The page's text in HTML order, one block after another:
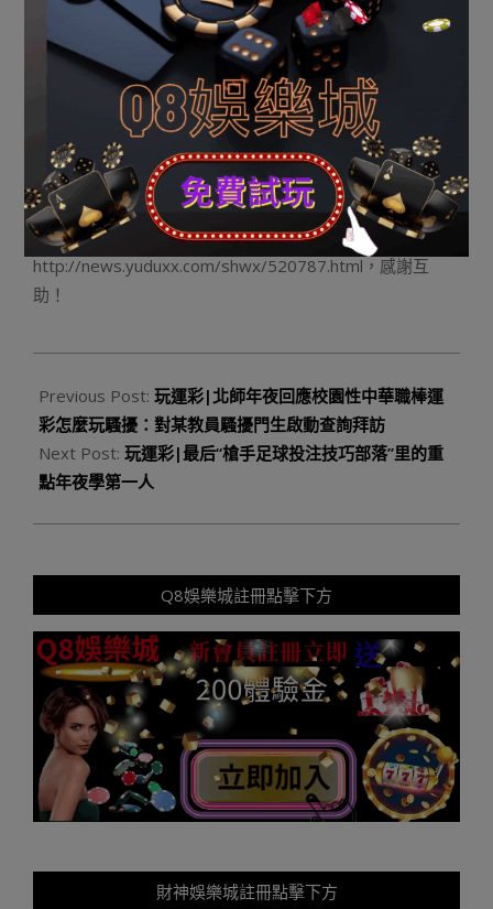
黌舍”。但大多半家長仍是選擇了留下。 本年的開學
日，一樣的事宜在校門口重演，家長群里再次起了爭議，
有的家長說“其實不行就轉走”。屈老師透露表現，本人打算
過壹個禮拜再來黌舍望望，“等態勢穩固上去”。 兩年前
的那場大雨中，校外站滿了家長，屈老師那時向凌亂的人
群喊過話：“你們曉得本日是開學日嗎？你們也有孩子！本
日站在校園里的應當是這些孩子們！” 文/見習記者 張
帆 練習記者 劉思佳 《西安壹小學遭打砸圍墻被推倒 沒法
按時開學》由河南消息網-豫都網供應，轉載請注明出處：
http://news.yuduxx.com/shwx/520787.html，感謝互
助！
10-
22
Previous Post: 玩運彩|北師年夜回應校園性中華職棒運
彩怎麼玩騷擾：對某教員騷擾門生啟動查詢拜訪
Next Post: 玩運彩|最后“槍手足球投注技巧部落”里的重
點年夜學第一人
Q8娛樂城註冊點擊下方
財神娛樂城註冊點擊下方